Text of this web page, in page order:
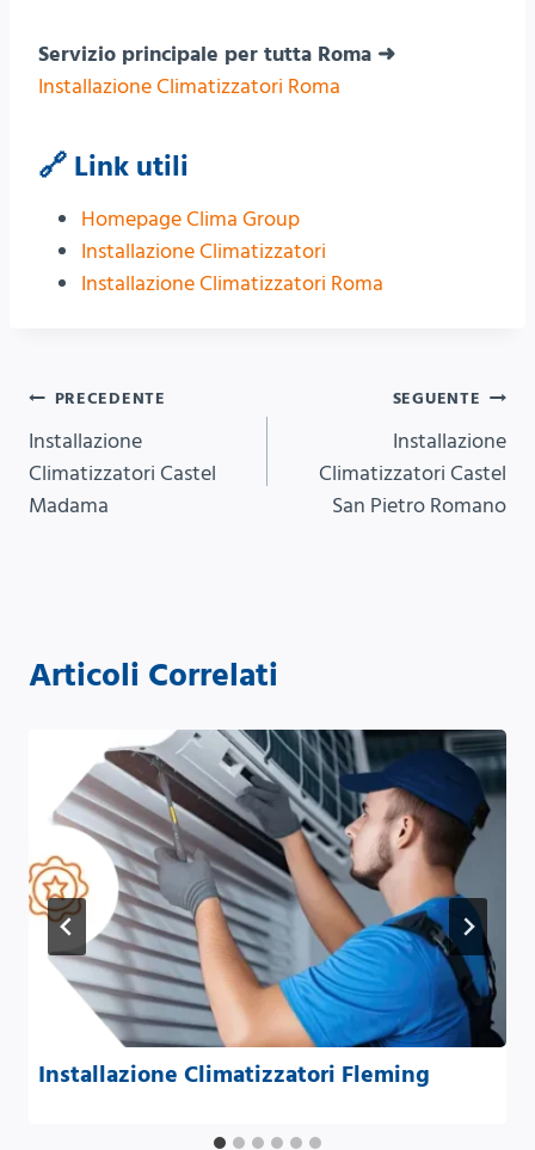
Servizio principale per tutta Roma ➜
Installazione Climatizzatori Roma
🔗 Link utili
Homepage Clima Group
Installazione Climatizzatori
Installazione Climatizzatori Roma
Navigazione
articoli
PRECEDENTE
Installazione
Climatizzatori Castel
Madama
SEGUENTE
Installazione
Climatizzatori Castel
San Pietro Romano
Articoli Correlati
Installazione Climatizzatori Fleming